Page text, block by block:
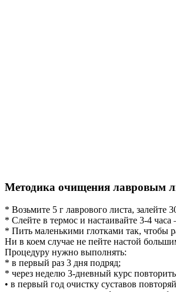
Методика очищения лавровым
* Возьмите 5 г лаврового листа, залейте
* Слейте в термос и настаивайте 3-4
* Пить маленькими глотками так, чтобы
Ни в коем случае не пейте настой
Процедуру нужно выполнять:
* в первый раз 3 дня подряд;
* через неделю 3-дневный курс
• в первый год очистку суставов